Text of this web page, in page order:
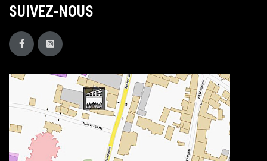
SUIVEZ-NOUS